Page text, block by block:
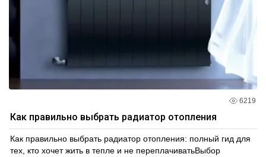
6219
Как правильно выбрать радиатор отопления
Как правильно выбрать радиатор отопления: полный гид для
тех, кто хочет жить в тепле и не переплачиватьВыбор